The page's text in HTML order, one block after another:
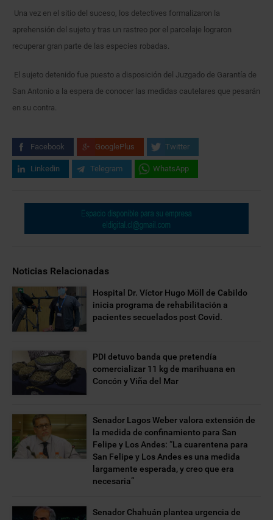
Una vez en el sitio del suceso, los detectives formalizaron la
aprehensión del sujeto y tras un rastreo por el parcelaje lograron
recuperar gran parte de las especies robadas.
El sujeto detenido fue puesto a disposición del Juzgado de Garantía de
San Antonio a la espera de conocer las medidas cautelares que pesarán
en su contra.
Facebook GooglePlus Twitter
Linkedin Telegram WhatsApp
Noticias Relacionadas
Hospital Dr. Víctor Hugo Möll de Cabildo
inicia programa de rehabilitación a
pacientes secuelados post Covid.
PDI detuvo banda que pretendía
comercializar 11 kg de marihuana en
Concón y Viña del Mar
Senador Lagos Weber valora extensión de
la medida de confinamiento para San
Felipe y Los Andes: “La cuarentena para
San Felipe y Los Andes es una medida
largamente esperada, y creo que era
necesaria”
Senador Chahuán plantea urgencia de